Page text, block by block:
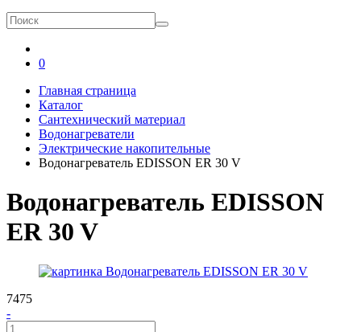
0
Главная страница
Каталог
Сантехнический материал
Водонагреватели
Электрические накопительные
Водонагреватель EDISSON ER 30 V
Водонагреватель EDISSON
ER 30 V
7475
-